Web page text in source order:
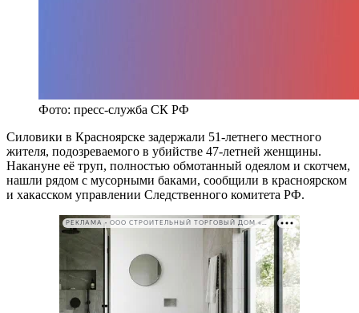
Фото: пресс-служба СК РФ
Силовики в Красноярске задержали 51-летнего местного
жителя, подозреваемого в убийстве 47-летней женщины.
Накануне её труп, полностью обмотанный одеялом и скотчем,
нашли рядом с мусорными баками, сообщили в красноярском
и хакасском управлении Следственного комитета РФ.
РЕКЛАМА • ООО СТРОИТЕЛЬНЫЙ ТОРГОВЫЙ ДОМ «ПЕТРОВИЧ». ИНН: 7802348846